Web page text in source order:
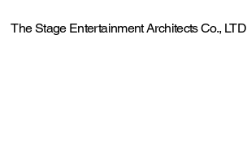
The Stage Entertainment Architects Co., LTD